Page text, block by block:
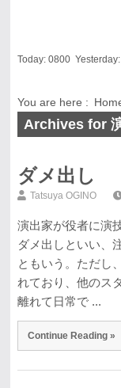
Today: 0800Yesterday:
You are here :
Archives for
ダメ出し
Tatsuya OGINO
演出家が役者に演
ダメ出しといい、
ともいう。ただし
れており、他のス
離れて日常で ...
Continue Reading »